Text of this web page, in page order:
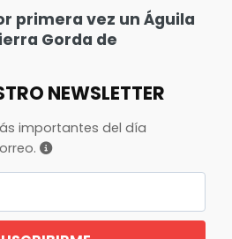
primera vez un Águila
Gorda de
NEWSLETTER
importantes del día